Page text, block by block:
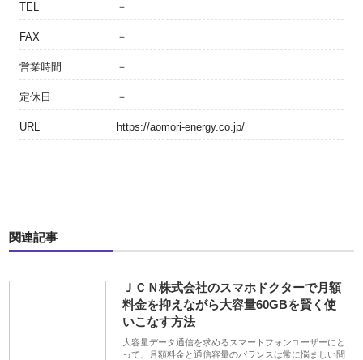
TEL －
FAX －
営業時間 －
定休日 －
URL https://aomori-energy.co.jp/
関連記事
ＪＣＮ株式会社のスマホドクターで月額
料金を抑えながら大容量60GBを賢く使
いこなす方法
大容量データ通信を求めるスマートフォンユーザーにと
って、月額料金と通信容量のバランスは常に悩ましい問